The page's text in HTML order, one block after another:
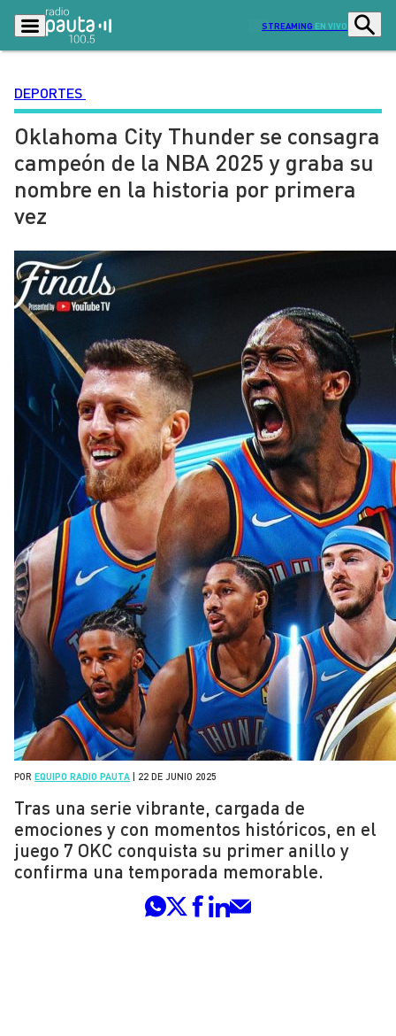
STREAMING EN VIVO
Podcasts Programas
Lo Último Actualidad
Ciudad Economía
Tendencias
Entretención y Cultura
Dato en Pauta Señal 2
Contenido Patrocinado
DEPORTES
Oklahoma City Thunder se consagra
campeón de la NBA 2025 y graba su
nombre en la historia por primera
vez
POR EQUIPO RADIO PAUTA 22 DE JUNIO 2025
Tras una serie vibrante, cargada de
emociones y con momentos históricos, en el
juego 7 OKC conquista su primer anillo y
confirma una temporada memorable.